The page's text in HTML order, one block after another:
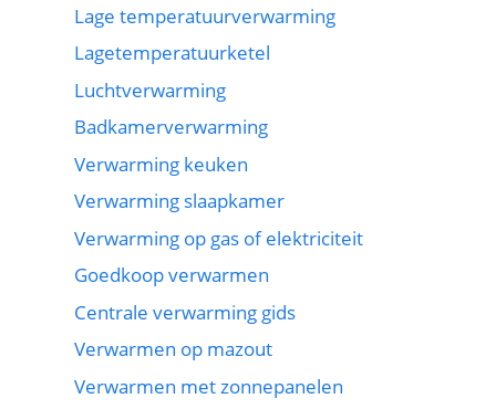
Lage temperatuurverwarming
Lagetemperatuurketel
Luchtverwarming
Badkamerverwarming
Verwarming keuken
Verwarming slaapkamer
Verwarming op gas of elektriciteit
Goedkoop verwarmen
Centrale verwarming gids
Verwarmen op mazout
Verwarmen met zonnepanelen